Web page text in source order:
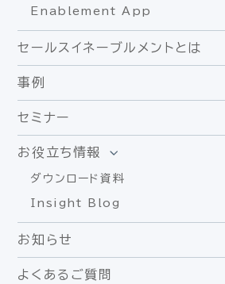
Enablement App
セールスイネーブルメントとは
事例
セミナー
お役立ち情報
ダウンロード資料
Insight Blog
お知らせ
よくあるご質問